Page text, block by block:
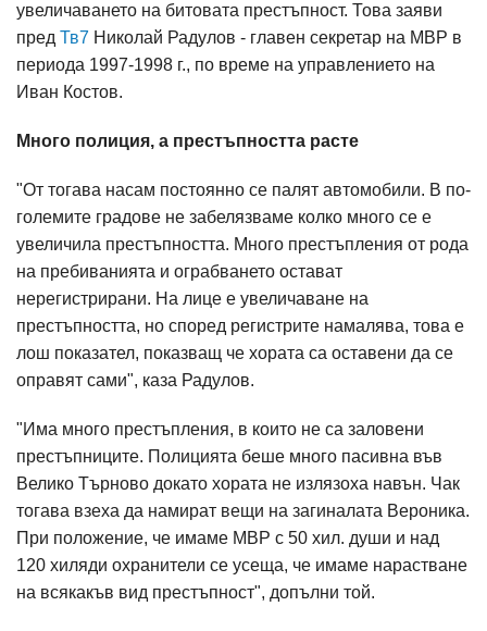
увеличаването на битовата престъпност. Това заяви
пред Тв7 Николай Радулов - главен секретар на МВР в
периода 1997-1998 г., по време на управлението на
Иван Костов.
Много полиция, а престъпността расте
"От тогава насам постоянно се палят автомобили. В по-
големите градове не забелязваме колко много се е
увеличила престъпността. Много престъпления от рода
на пребиванията и ограбването остават
нерегистрирани. На лице е увеличаване на
престъпността, но според регистрите намалява, това е
лош показател, показващ че хората са оставени да се
оправят сами", каза Радулов.
"Има много престъпления, в които не са заловени
престъпниците. Полицията беше много пасивна във
Велико Търново докато хората не излязоха навън. Чак
тогава взеха да намират вещи на загиналата Вероника.
При положение, че имаме МВР с 50 хил. души и над
120 хиляди охранители се усеща, че имаме нарастване
на всякакъв вид престъпност", допълни той.